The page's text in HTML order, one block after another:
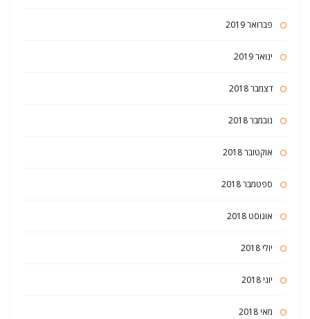
פברואר 2019
ינואר 2019
דצמבר 2018
נובמבר 2018
אוקטובר 2018
ספטמבר 2018
אוגוסט 2018
יולי 2018
יוני 2018
מאי 2018